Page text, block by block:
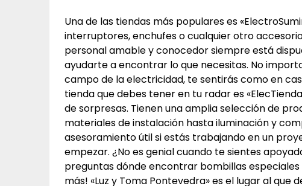
Una de las tiendas más populares es
interruptores, enchufes o cualquier otro
personal amable y conocedor siempre está
ayudarte a encontrar lo que necesitas. No
campo de la electricidad, te sentirás como en
tienda que debes tener en tu radar es
de sorpresas. Tienen una amplia selección de
materiales de instalación hasta iluminación y
asesoramiento útil si estás trabajando en un
empezar. ¿No es genial cuando te sientes
preguntas dónde encontrar bombillas especiales
más! «Luz y Toma Pontevedra» es el lugar al